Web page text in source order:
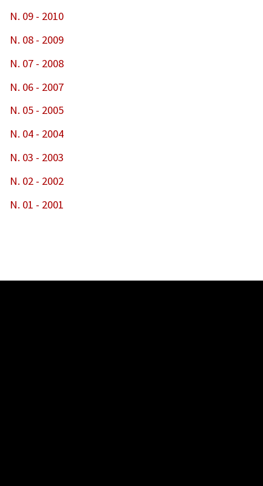
N. 09 - 2010
N. 08 - 2009
N. 07 - 2008
N. 06 - 2007
N. 05 - 2005
N. 04 - 2004
N. 03 - 2003
N. 02 - 2002
N. 01 - 2001